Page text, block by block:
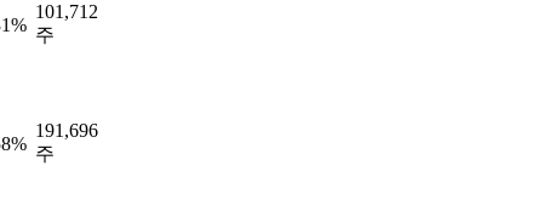
101,712
주
191,696
주